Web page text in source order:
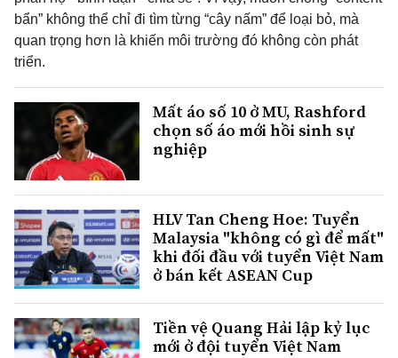
bẩn” không thể chỉ đi tìm từng “cây nấm” để loại bỏ, mà
quan trọng hơn là khiến môi trường đó không còn phát
triển.
Mất áo số 10 ở MU, Rashford
chọn số áo mới hồi sinh sự
nghiệp
HLV Tan Cheng Hoe: Tuyển
Malaysia "không có gì để mất"
khi đối đầu với tuyển Việt Nam
ở bán kết ASEAN Cup
Tiền vệ Quang Hải lập kỷ lục
mới ở đội tuyển Việt Nam